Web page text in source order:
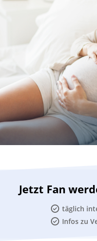
Jetzt Fan
täglich
Infos zu